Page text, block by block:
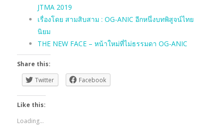
JTMA 2019
เรื่องโดย สามสิบสาม : OG-ANIC อีกหนึ่งบทพิสูจน์ไทย
นิยม
THE NEW FACE – หน้าใหม่ที่ไม่ธรรมดา OG-ANIC
Share this:
Twitter
Facebook
Like this:
Loading...